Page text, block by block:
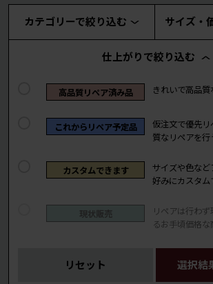
カテゴリーで絞り込む サイズ・
仕上がりで絞り込む
高品質リペア済み品 きれいで高品
これからリペア予定品
仮注文で優先
質なリペアを行
カスタムできます
サイズや色な
好みにカスタム
現状販売
リペアは行わ
るお手頃価格な
リセット 選択結